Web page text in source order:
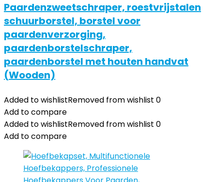
Paardenzweetschraper, roestvrijstalen
schuurborstel, borstel voor
paardenverzorging,
paardenborstelschraper,
paardenborstel met houten handvat
(Wooden)
Added to wishlistRemoved from wishlist 0
Add to compare
Added to wishlistRemoved from wishlist 0
Add to compare